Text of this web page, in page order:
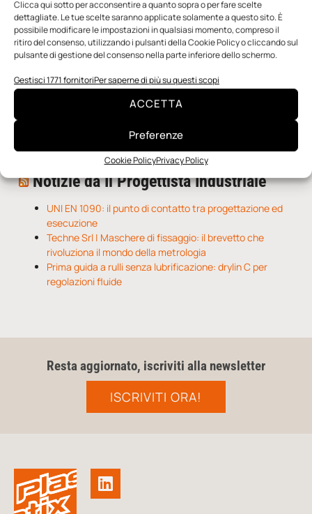
Clicca qui sotto per acconsentire a quanto sopra o per fare scelte
dettagliate. Le tue scelte saranno applicate solamente a questo sito. È
possibile modificare le impostazioni in qualsiasi momento, compreso il
ritiro del consenso, utilizzando i pulsanti della Cookie Policy o cliccando sul
pulsante di gestione del consenso nella parte inferiore dello schermo.
Gestisci 1771 fornitoriPer saperne di più su questi scopi
ACCETTA
Preferenze
Cookie PolicyPrivacy Policy
n.5 - Giugno 2026 n.4 - Maggio 2026 n.3 - Aprile 2026
Edicola Web
con un singolo motore
Applicazioni della fluidodinamica computazionale (CFD)
Notizie da Il Progettista Industriale
UNI EN 1090: il punto di contatto tra progettazione ed
esecuzione
Techne Srl | Maschere di fissaggio: il brevetto che
rivoluziona il mondo della metrologia
Prima guida a rulli senza lubrificazione: drylin C per
regolazioni fluide
Resta aggiornato, iscriviti alla newsletter
ISCRIVITI ORA!